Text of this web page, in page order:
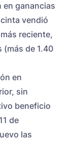
en ganancias
vendió
reciente,
(más de 1.40
en
sin
beneficio
de
las